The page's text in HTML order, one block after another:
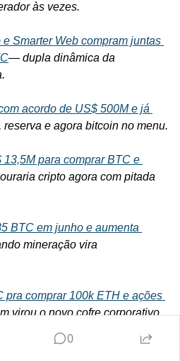
às vezes.
Smarter Web compram juntas
— dupla dinâmica da
acordo de US$ 500M e já
reserva e agora bitcoin no menu.
para comprar BTC e
cripto agora com pitada
BTC em junho e aumenta
mineração vira
pra comprar 100k ETH e ações
virou o novo cofre corporativo.
da Core Scientific por US$
0